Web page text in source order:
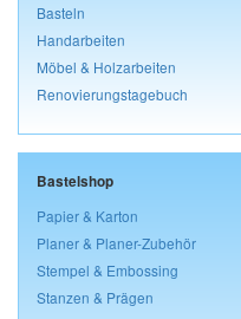
Basteln
Handarbeiten
Möbel & Holzarbeiten
Renovierungstagebuch
Bastelshop
Papier & Karton
Planer & Planer-Zubehör
Stempel & Embossing
Stanzen & Prägen